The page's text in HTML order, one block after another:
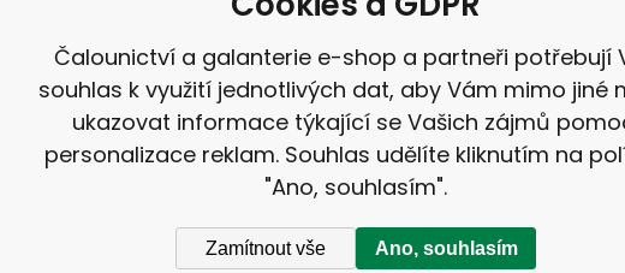
Čalounictví a galanterie e-shop a partneři potřebují
souhlas k využití jednotlivých dat, aby Vám mimo jiné
ukazovat informace týkající se Vašich zájmů
personalizace reklam. Souhlas udělíte kliknutím na
"Ano, souhlasím".
Zamítnout vše Ano, souhlasím